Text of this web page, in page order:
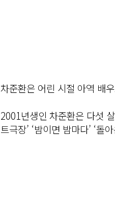
차준환은 어린 시절 아역 배
2001년생인 차준환은 다섯
트극장’ ‘밤이면 밤마다’ ‘돌